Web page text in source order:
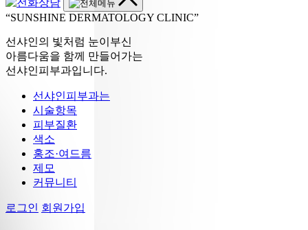
SUNSHINE DERMATOLOGY CLINIC
선샤인의 빛처럼 눈이부신
아름다움을 함께 만들어가는
선샤인피부과입니다.
선샤인피부과는
시술항목
피부질환
색소
홍조·여드름
제모
커뮤니티
로그인 회원가입